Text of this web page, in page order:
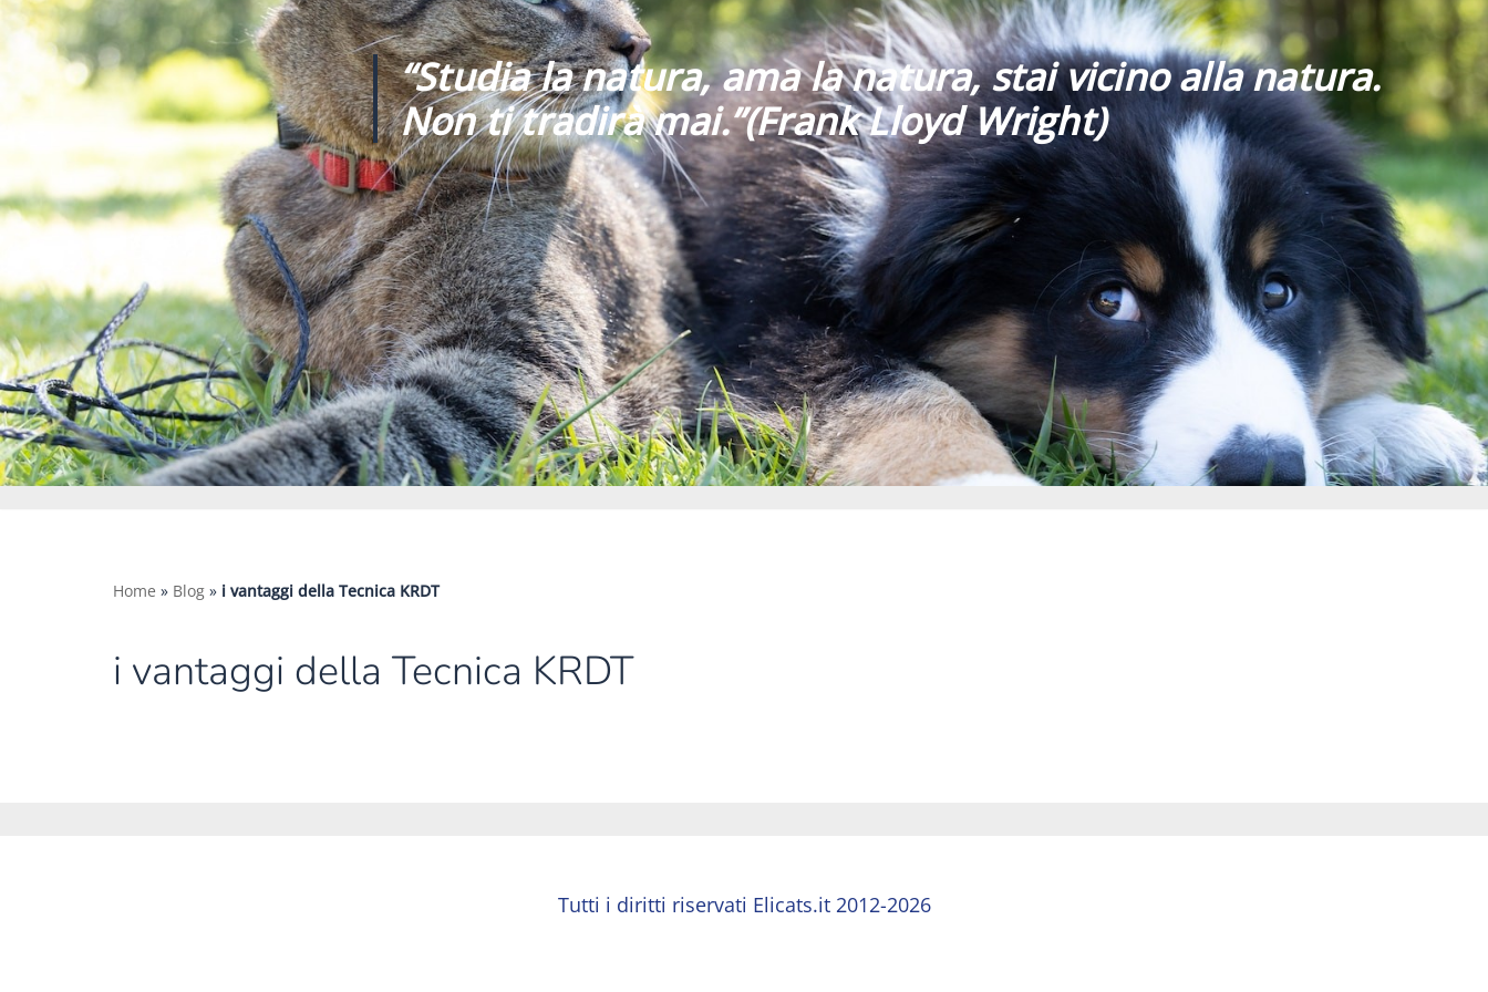
“Studia la natura, ama la natura, stai vicino alla natura.
Non ti tradirà mai.”(Frank Lloyd Wright)
Home » Blog » i vantaggi della Tecnica KRDT
i vantaggi della Tecnica KRDT
Tutti i diritti riservati Elicats.it 2012-2026